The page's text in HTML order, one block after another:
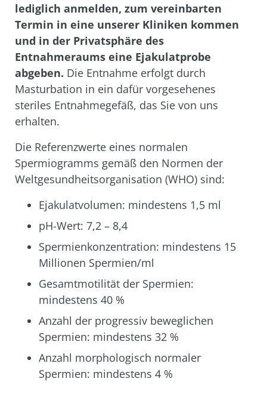
lediglich anmelden, zum vereinbarten
Termin in eine unserer Kliniken kommen
und in der Privatsphäre des
Entnahmeraums eine Ejakulatprobe
abgeben. Die Entnahme erfolgt durch
Masturbation in ein dafür vorgesehenes
steriles Entnahmegefäß, das Sie von uns
erhalten.
Die Referenzwerte eines normalen
Spermiogramms gemäß den Normen der
Weltgesundheitsorganisation (WHO) sind:
Ejakulatvolumen: mindestens 1,5 ml
pH-Wert: 7,2 – 8,4
Spermienkonzentration: mindestens 15
Millionen Spermien/ml
Gesamtmotilität der Spermien:
mindestens 40 %
Anzahl der progressiv beweglichen
Spermien: mindestens 32 %
Anzahl morphologisch normaler
Spermien: mindestens 4 %